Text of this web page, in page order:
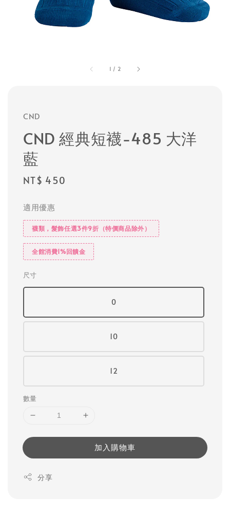
1 / 2
CND
CND 經典短襪-485 大洋
藍
Regular
NT$ 450
適用優惠
襪類，髮飾任選3件9折（特價商品除外）
全館消費1%回饋金
尺寸
0
10
12
數量
加入購物車
分享